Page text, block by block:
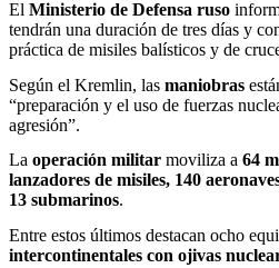
El Ministerio de Defensa ruso
tendrán una duración de tres días y
práctica de misiles balísticos y de
Según el Kremlin, las maniobras
“preparación y el uso de fuerzas
agresión”.
La operación militar moviliza a 64
lanzadores de misiles, 140
13 submarinos.
Entre estos últimos destacan ocho
intercontinentales con ojivas